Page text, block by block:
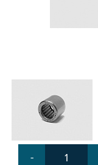
ПОДШИПНИКИ
РАДИАЛЬНЫЕ
РАДИАЛЬНО-
СФЕРИЧЕСКИЕ
-